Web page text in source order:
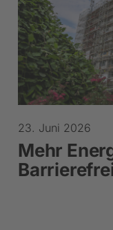
23. Juni 2026
Mehr